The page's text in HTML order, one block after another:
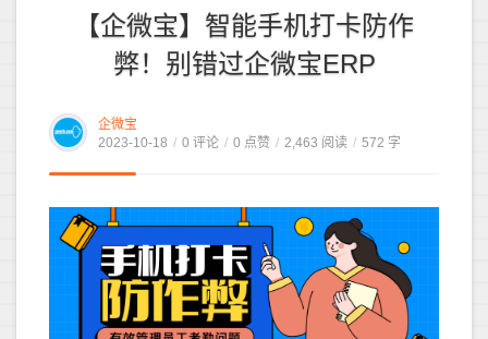
【企微宝】智能手机打卡防作
弊！别错过企微宝ERP
企微宝
2023-10-18 / 0 评论 / 0 点赞 / 2,463 阅读 / 572 字